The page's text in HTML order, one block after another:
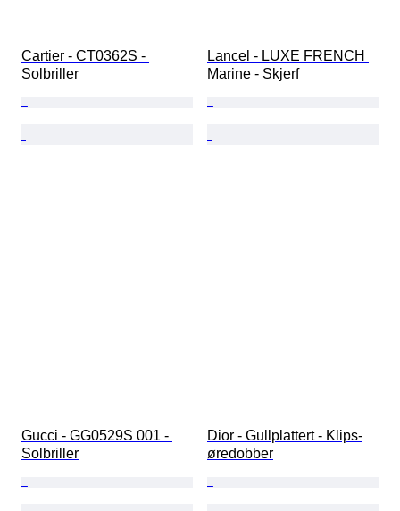
Cartier - CT0362S -
Solbriller
Lancel - LUXE FRENCH
Marine - Skjerf
Gucci - GG0529S 001 -
Solbriller
Dior - Gullplattert - Klips-
øredobber